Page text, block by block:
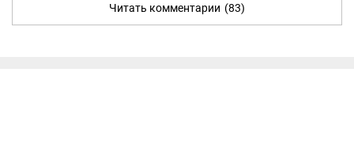
Читать комментарии (83)